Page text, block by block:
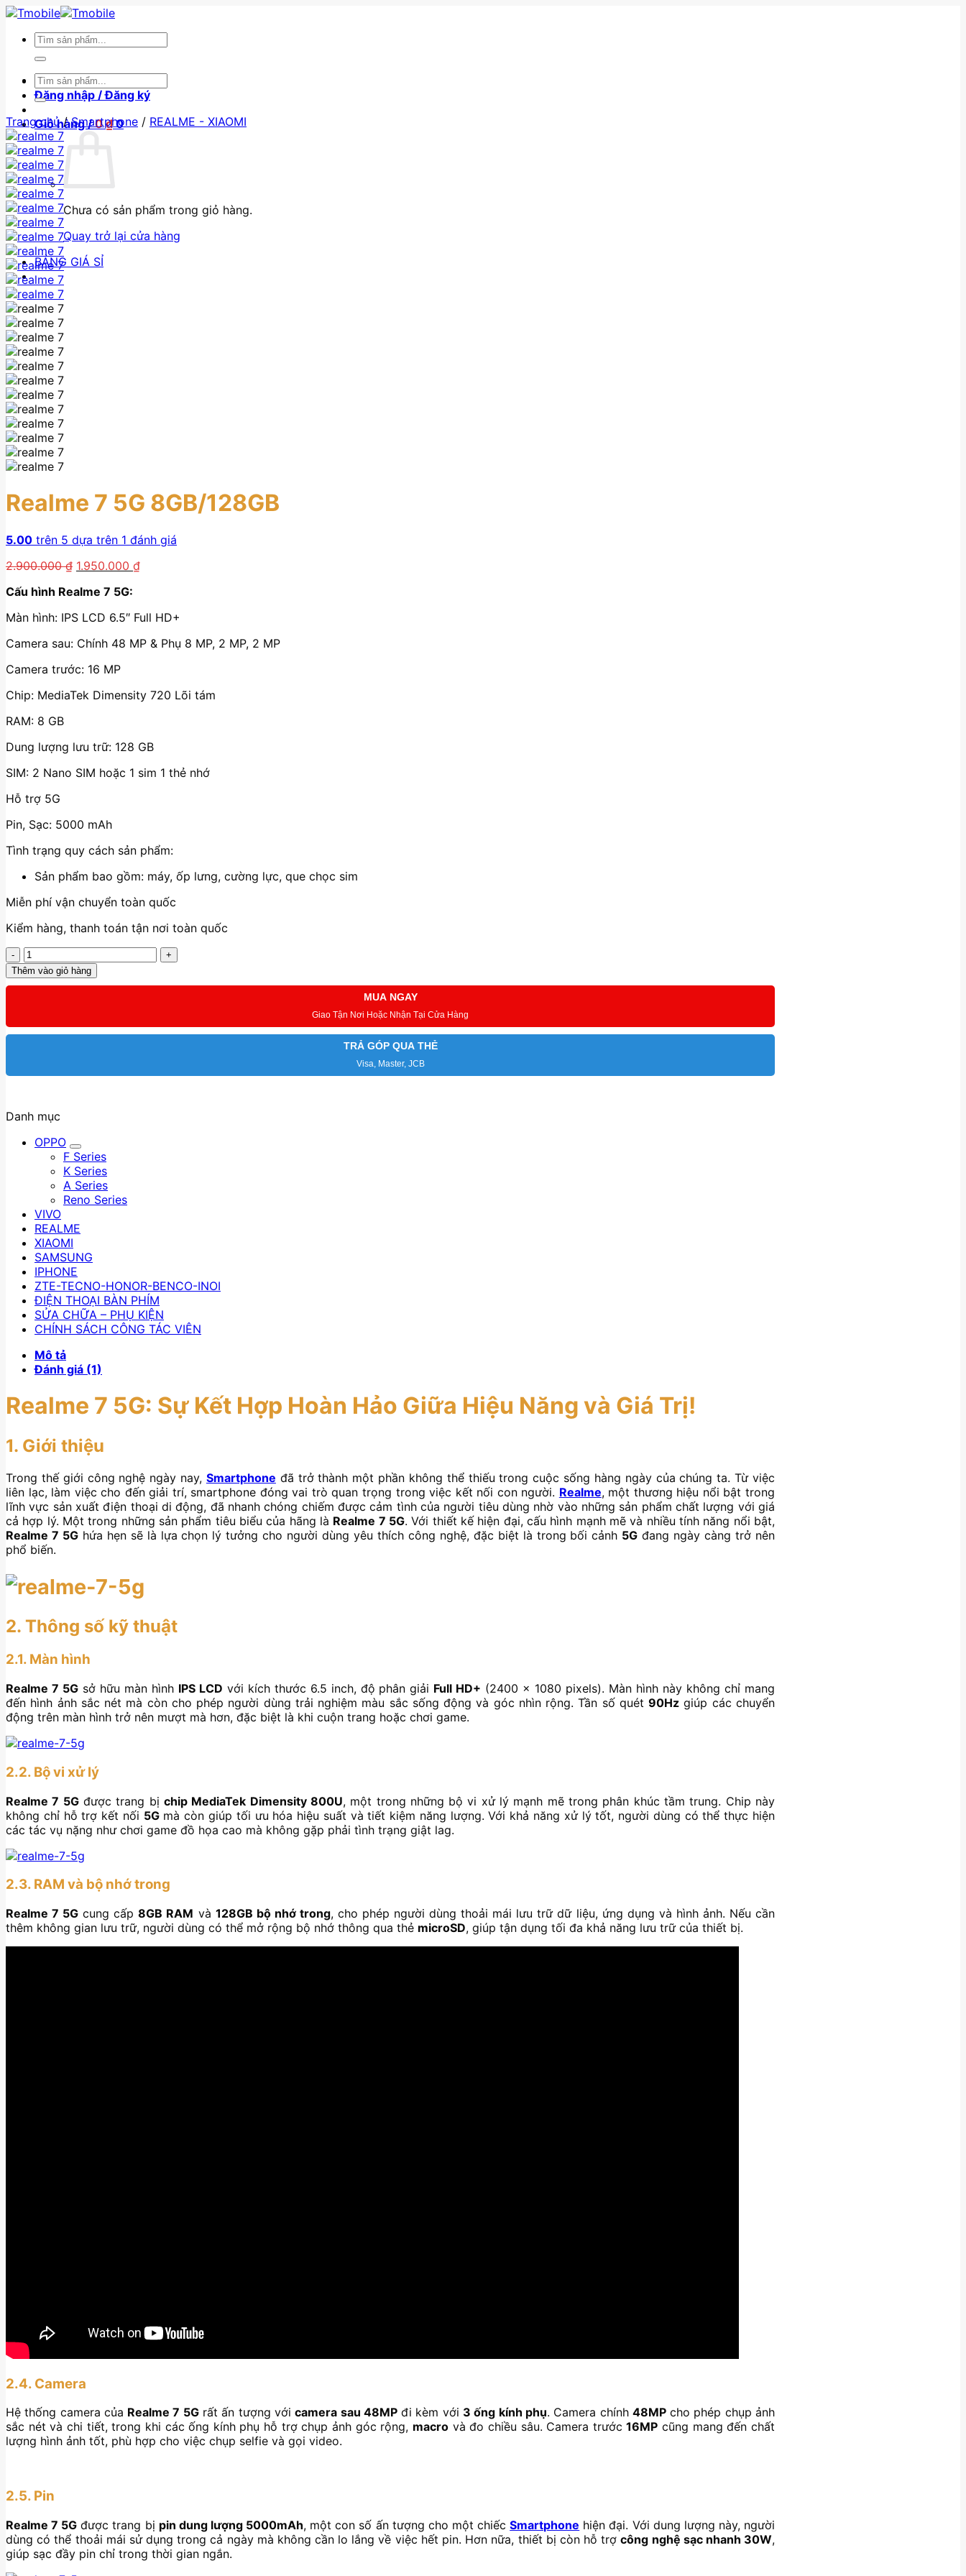
Skip
contentTìm
BẢNG GIÁ SỈ
Đăng nhập / Đăng ký
Giỏ hàng /0₫ 0
Chưa có sản phẩm trong giỏ hàng.
Quay trở lại cửa hàng
BẢNG GIÁ SỈ
Tìm
kiếm:
Trang chủ / Smartphone / REALME - XIAOMI
Realme 7 5G 8GB/128GB
5.00 trên 5 dựa trên 1 đánh giá
2.900.000₫ Giá
là:
1.950.000 ₫Giá
1.950.000 ₫.
Cấu hình Realme 7 5G:
Màn hình: IPS LCD 6.5″ Full HD+
Camera sau: Chính 48 MP & Phụ 8 MP, 2 MP, 2 MP
Camera trước: 16 MP
Chip: MediaTek Dimensity 720 Lõi tám
RAM: 8 GB
Dung lượng lưu trữ: 128 GB
SIM: 2 Nano SIM hoặc 1 sim 1 thẻ nhớ
Hỗ trợ 5G
Pin, Sạc: 5000 mAh
Tình trạng quy cách sản phẩm:
Sản phẩm bao gồm: máy, ốp lưng, cường lực, que chọc sim
Miễn phí vận chuyển toàn quốc
Kiểm hàng, thanh toán tận nơi toàn quốc
Realme
7
5G
lượng
Thêm vào giỏ hàng
MUA NGAY
Giao Tận Nơi Hoặc Nhận Tại Cửa Hàng
TRẢ GÓP QUA THẺ
Visa, Master, JCB
Danh mục
OPPO
F Series
K Series
A Series
Reno Series
VIVO
REALME
XIAOMI
SAMSUNG
IPHONE
ZTE-TECNO-HONOR-BENCO-INOI
ĐIỆN THOẠI BÀN PHÍM
SỬA CHỮA – PHỤ KIỆN
CHÍNH SÁCH CÔNG TÁC VIÊN
Mô tả
Đánh giá (1)
Realme 7 5G: Sự Kết Hợp Hoàn Hảo Giữa Hiệu Năng và Giá Trị!
1. Giới thiệu
Trong thế giới công nghệ ngày nay, Smartphone đã trở thành một phần không thể thiếu trong cuộc sống hàng ngày của chúng ta. Từ việc
liên lạc, làm việc cho đến giải trí, smartphone đóng vai trò quan trọng trong việc kết nối con người. Realme, một thương hiệu nổi bật trong
lĩnh vực sản xuất điện thoại di động, đã nhanh chóng chiếm được cảm tình của người tiêu dùng nhờ vào những sản phẩm chất lượng với giá
cả hợp lý. Một trong những sản phẩm tiêu biểu của hãng là Realme 7 5G. Với thiết kế hiện đại, cấu hình mạnh mẽ và nhiều tính năng nổi bật,
Realme 7 5Ghứa hẹn sẽ là lựa chọn lý tưởng cho người dùng yêu thích công nghệ, đặc biệt là trong bối cảnh 5G đang ngày càng trở nên
phổ biến.
2. Thông số kỹ thuật
2.1. Màn hình
Realme 7 5Gsở hữu màn hình IPS LCD với kích thước 6.5 inch, độ phân giải Full HD+ (2400 x 1080 pixels). Màn hình này không chỉ mang
đến hình ảnh sắc nét mà còn cho phép người dùng trải nghiệm màu sắc sống động và góc nhìn rộng. Tần số quét90Hz giúp các chuyển
động trên màn hình trở nên mượt mà hơn, đặc biệt là khi cuộn trang hoặc chơi game.
2.2. Bộ vi xử lý
Realme 7 5Gđược trang bị chip MediaTek Dimensity 800U, một trong những bộ vi xử lý mạnh mẽ trong phân khúc tầm trung. Chip này
không chỉ hỗ trợ kết nối 5Gmà còn giúp tối ưu hóa hiệu suất và tiết kiệm năng lượng. Với khả năng xử lý tốt, người dùng có thể thực hiện
các tác vụ nặng như chơi game đồ họa cao mà không gặp phải tình trạng giật lag.
2.3. RAM và bộ nhớ trong
Realme 7 5G cung cấp8GB RAM và 128GB bộ nhớ trong, cho phép người dùng thoải mái lưu trữ dữ liệu, ứng dụng và hình ảnh. Nếu cần
thêm không gian lưu trữ, người dùng có thể mở rộng bộ nhớ thông qua thẻ microSD, giúp tận dụng tối đa khả năng lưu trữ của thiết bị.
2.4. Camera
Hệ thống camera của Realme 7 5Grất ấn tượng vớicamera sau 48MPđi kèm với 3 ống kính phụ. Camera chính 48MPcho phép chụp ảnh
sắc nét và chi tiết, trong khi các ống kính phụ hỗ trợ chụp ảnh góc rộng, macrovà đo chiều sâu. Camera trước16MP cũng mang đến chất
lượng hình ảnh tốt, phù hợp cho việc chụp selfie và gọi video.
2.5. Pin
Realme 7 5G được trang bị pin dung lượng 5000mAh, một con số ấn tượng cho một chiếcSmartphone hiện đại. Với dung lượng này, người
dùng có thể thoải mái sử dụng trong cả ngày mà không cần lo lắng về việc hết pin. Hơn nữa, thiết bị còn hỗ trợcông nghệ sạc nhanh 30W,
giúp sạc đầy pin chỉ trong thời gian ngắn.